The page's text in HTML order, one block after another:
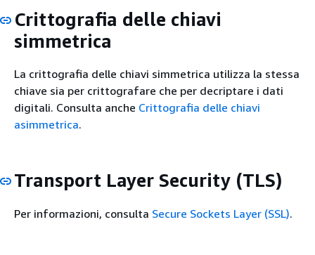
Crittografia delle chiavi
simmetrica
La crittografia delle chiavi simmetrica utilizza la stessa
chiave sia per crittografare che per decriptare i dati
digitali. Consulta anche Crittografia delle chiavi
asimmetrica.
Transport Layer Security (TLS)
Per informazioni, consulta Secure Sockets Layer (SSL).